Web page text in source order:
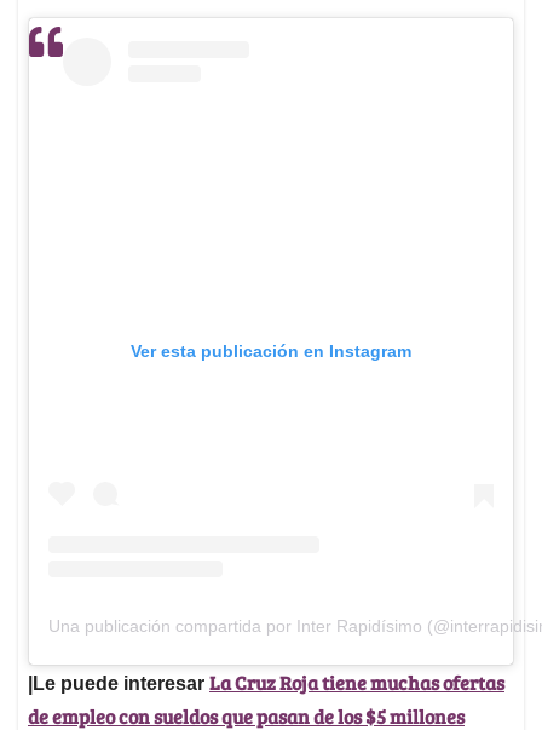
Ver esta publicación en Instagram
Una publicación compartida por Inter Rapidísimo
|Le puede interesar La Cruz Roja tiene muchas ofertas
de empleo con sueldos que pasan de los $5 millones